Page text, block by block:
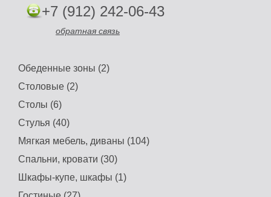
+7 (912) 242-06-43
обратная связь
Обеденные зоны (2)
Столовые (2)
Столы (6)
Стулья (40)
Мягкая мебель, диваны (104)
Спальни, кровати (30)
Шкафы-купе, шкафы (1)